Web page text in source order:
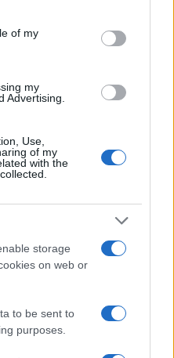
of my
my
Advertising.
Use,
of my
with the
storage
on web or
to be sent to
purposes.
per la privacy
bene – dice Meloni
sempre”. Poi ha chiuso
di ieri
politica,
so cosa non sia
più parlare di
nei fuorionda di
sostegno a Giorgia